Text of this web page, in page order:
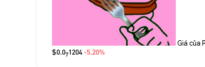
Giá của
$0.071204 -5.20%